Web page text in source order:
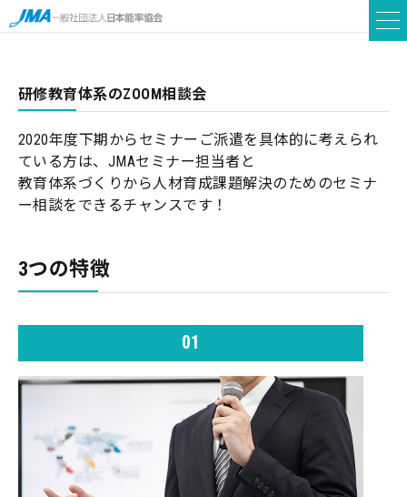
研修教育体系のZOOM相談会
2020年度下期からセミナーご派遣を具体的に考えられ
ている方は、JMAセミナー担当者と
教育体系づくりから人材育成課題解決のためのセミナ
ー相談をできるチャンスです！
3つの特徴
01